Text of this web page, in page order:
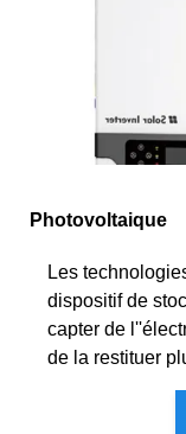
Photovoltaique
Les
dispositif de
capter de
de la restituer